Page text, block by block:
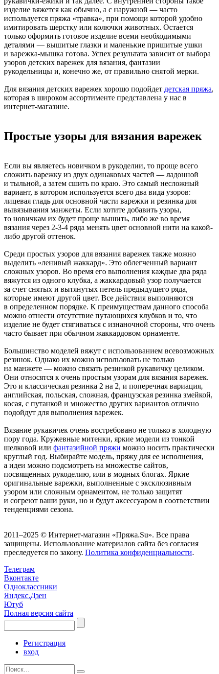
изделие вяжется как обычно, а с наружной — часто
используется пряжа «травка», при помощи которой удобно
имитировать шерстку или колючки животных. Остается
только оформить готовое изделие всеми необходимыми
деталями — вышитые глазки и маленькие пришитые ушки
и варежка-мышка готова. Успех результата зависит от выбора
узоров детских варежек для вязания, фантазии
рукодельницы и, конечно же, от правильно снятой мерки.
Для вязания детских варежек хорошо подойдет детская пряжа,
которая в широком ассортименте представлена у нас в
интернет-магазине.
Простые узоры для вязания варежек
Если вы являетесь новичком в рукоделии, то проще всего
сложить варежку из двух одинаковых частей — ладонной
и тыльной, а затем сшить по краю. Это самый несложный
вариант, в котором используется всего два вида узоров:
лицевая гладь для основной части варежки и резинка для
вывязывания манжеты. Если хотите добавить узоры,
то новичкам их будет проще вышить, либо же во время
вязания через 2-3-4 ряда менять цвет основной нити на какой-
либо другой оттенок.
Среди простых узоров для вязания варежек также можно
выделить «ленивый жаккард». Это облегченный вариант
сложных узоров. Во время его выполнения каждые два ряда
вяжутся из одного клубка, а жаккардовый узор получается
за счет снятых и вытянутых петель предыдущего ряда,
которые имеют другой цвет. Все действия выполняются
в определенном порядке. К преимуществам данного способа
можно отнести отсутствие путающихся клубков и то, что
изделие не будет стягиваться с изнаночной стороны, что очень
часто бывает при обычном жаккардовом орнаменте.
Большинство моделей вяжут с использованием всевозможных
резинок. Однако их можно использовать не только
на манжете — можно связать резинкой рукавичку целиком.
Они относятся к очень простым узорам для вязания варежек.
Это и классическая резинка 2 на 2, и поперечная вариация,
английская, польская, сложная, французская резинка змейкой,
косая, с путанкой и множество других вариантов отлично
подойдут для выполнения варежек.
Вязание рукавичек очень востребовано не только в холодную
пору года. Кружевные митенки, яркие модели из тонкой
шелковой или фантазийной пряжи можно носить практически
круглый год. Выбирайте модель, пряжу для ее исполнения,
а идеи можно подсмотреть на множестве сайтов,
посвященных рукоделию, или в модных блогах. Яркие
оригинальные варежки, выполненные с эксклюзивным
узором или сложным орнаментом, не только защитят
и согреют ваши руки, но и будут аксессуаром в соответствии
тенденциями сезона.
2011–2025 © Интернет-магазин «Пряжа.Su». Все права
защищены. Использование материалов сайта без согласия
преследуется по закону. Политика конфиденциальности.
Телеграм
Вконтакте
Одноклассники
Яндекс.Дзен
Ютуб
Полная версия сайта
Регистрация
вход